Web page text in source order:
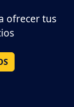
ofrecer tus